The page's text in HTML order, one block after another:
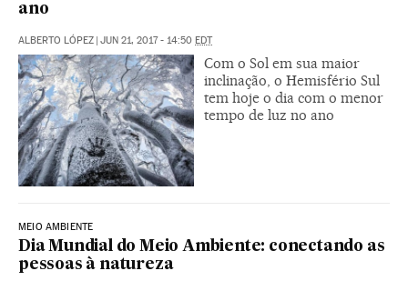
ano
ALBERTO LÓPEZ | JUN 21, 2017 - 14:50 EDT
Com o Sol em sua maior
inclinação, o Hemisfério Sul
tem hoje o dia com o menor
tempo de luz no ano
MEIO AMBIENTE
Dia Mundial do Meio Ambiente: conectando as
pessoas à natureza